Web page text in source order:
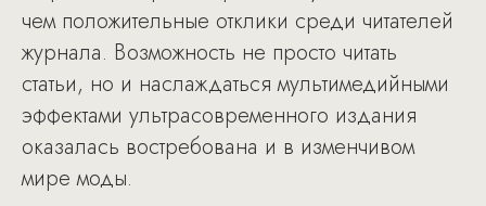
чем положительные отклики среди читателей
журнала. Возможность не просто читать
статьи, но и наслаждаться мультимедийными
эффектами ультрасовременного издания
оказалась востребована и в изменчивом
мире моды.